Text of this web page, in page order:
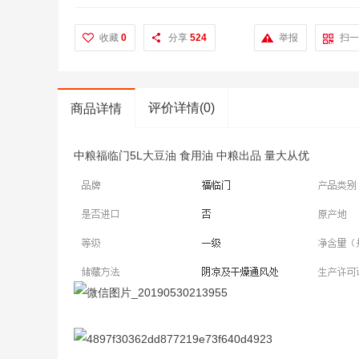
收藏 0 分享 524 扫
举报
商品详情 评价详情(0)
中粮福临门5L大豆油 食用油 中粮出品 量大从优